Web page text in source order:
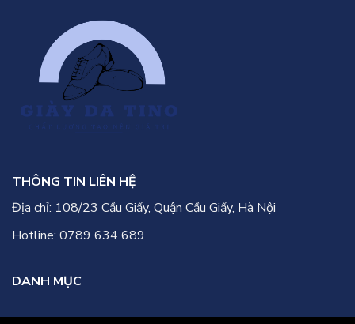
AI
kéo
khách
miễn
phí
thời
trang:
động
nghiệp
để
rối
THÔNG TIN LIÊN HỆ
Địa chỉ: 108/23 Cầu Giấy, Quận Cầu Giấy, Hà Nội
Hotline: 0789 634 689
DANH MỤC